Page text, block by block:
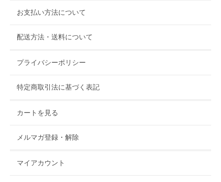
お支払い方法について
配送方法・送料について
プライバシーポリシー
特定商取引法に基づく表記
カートを見る
メルマガ登録・解除
マイアカウント